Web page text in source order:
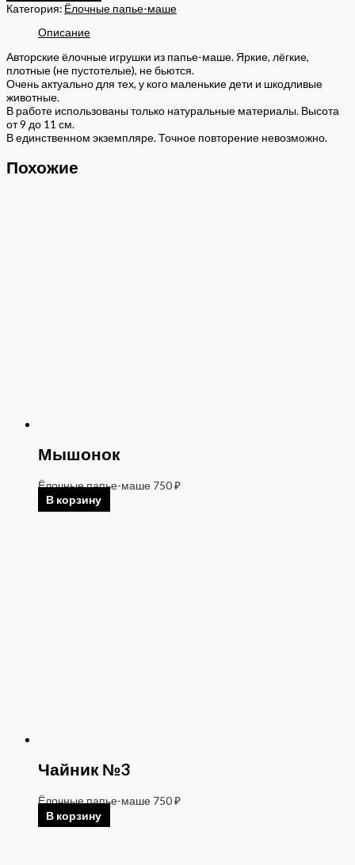
Категория: Ёлочные папье-маше
Описание
Авторские ёлочные игрушки из папье-маше. Яркие, лёгкие,
плотные (не пустотелые), не бьются.
Очень актуально для тех, у кого маленькие дети и шкодливые
животные.
В работе использованы только натуральные материалы. Высота
от 9 до 11 см.
В единственном экземпляре. Точное повторение невозможно.
Похожие
Мышонок
Ёлочные папье-маше 750₽
В корзину
Чайник №3
Ёлочные папье-маше 750₽
В корзину